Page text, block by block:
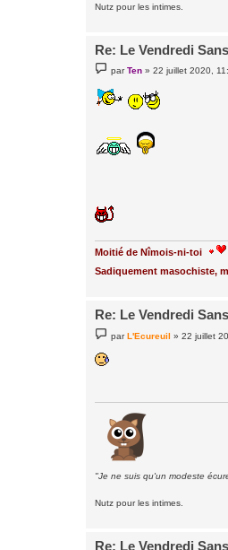
Nutz pour les intimes.
Re: Le Vendredi
e
s
s
parTen »22 juillet 2020,
Moitié de Nîmois-ni-toi
Sadiquement masochiste,
Re: Le Vendredi
e
s
parL'Ecureuil »22 juillet
"Je ne suis qu'un modeste
Nutz pour les intimes.
Re: Le Vendredi